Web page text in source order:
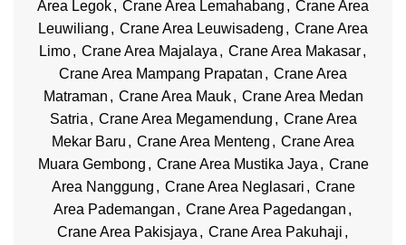
Area Legok, Crane Area Lemahabang , Crane Area
Leuwiliang , Crane Area Leuwisadeng , Crane Area
Limo , Crane Area Majalaya , Crane Area Makasar ,
Crane Area Mampang Prapatan , Crane Area
Matraman , Crane Area Mauk , Crane Area Medan
Satria , Crane Area Megamendung , Crane Area
Mekar Baru , Crane Area Menteng , Crane Area
Muara Gembong , Crane Area Mustika Jaya , Crane
Area Nanggung , Crane Area Neglasari , Crane
Area Pademangan , Crane Area Pagedangan ,
Crane Area Pakisjaya , Crane Area Pakuhaji ,